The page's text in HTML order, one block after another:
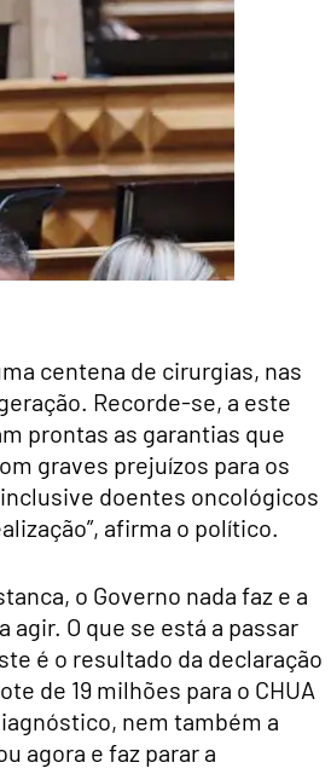
centena de cirurgias, nas
Recorde-se, a este
prontas as garantias que
graves prejuízos para os
doentes oncológicos
afirma o político.
o Governo nada faz e a
O que se está a passar
é o resultado da declaração
de 19 milhões para o CHUA
nem também a
agora e faz parar a